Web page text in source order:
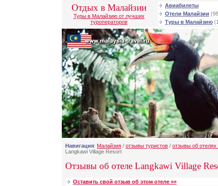
Отдых в Малайзии
Туры в Малайзию от лучших
туроператоров
Авиабилеты
Отели Малайзии
Туры в Малайзию
Навигация: Малайзия / отзывы туристов / отзывы об отелях
Langkawi Village Resort
Отзывы об отеле Langkawi Village
Оставить свой отзыв об этом отеле »»